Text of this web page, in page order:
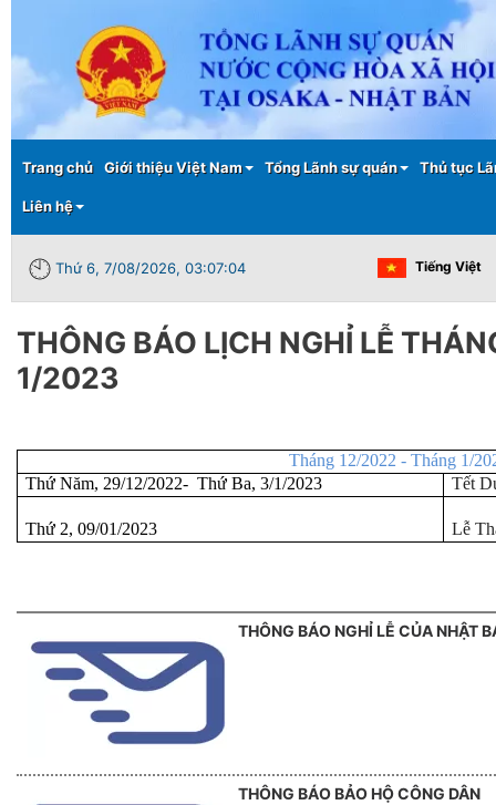
Main menu
Trang chủ Giới thiệu Việt Nam Tổng Lãnh sự quán Thủ tục
Liên hệ
Thứ 6, 7/08/2026, 03:07:04 Tiếng Việt
THÔNG BÁO LỊCH NGHỈ LỄ
1/2023
Tháng 12/2022 - Tháng 1/
Thứ Năm, 29/12/2022- Thứ Ba, 3/1/2023
Tết
Thứ 2, 09/01/2023 Lễ
THÔNG BÁO NGHỈ LỄ CỦA NHẬT
THÔNG BÁO BẢO HỘ CÔNG DÂN